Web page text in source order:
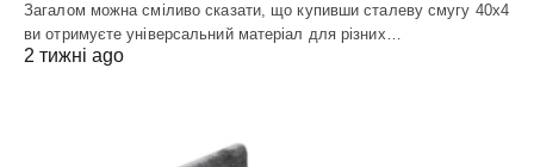
Загалом можна сміливо сказати, що купивши сталеву смугу 40х4
ви отримуєте універсальний матеріал для різних…
2 тижні ago